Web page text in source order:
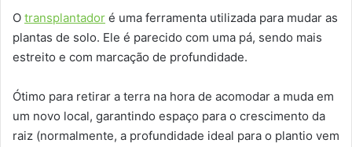
O transplantador é uma ferramenta utilizada para mudar as
plantas de solo. Ele é parecido com uma pá, sendo mais
estreito e com marcação de profundidade.
Ótimo para retirar a terra na hora de acomodar a muda em
um novo local, garantindo espaço para o crescimento da
raiz (normalmente, a profundidade ideal para o plantio vem